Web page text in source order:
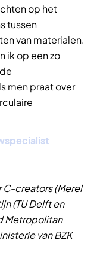
op het
tussen
van materialen.
ik op een zo
men praat over
creators (Merel
(TU Delft en
Metropolitan
van BZK